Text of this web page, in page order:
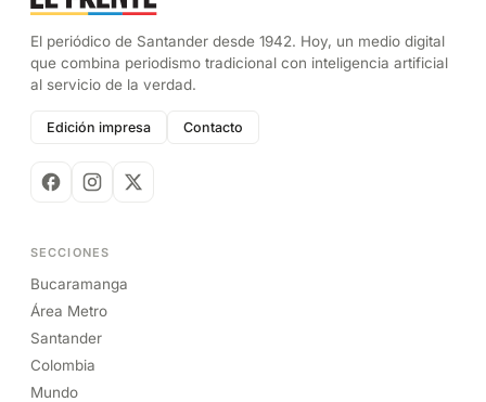
El periódico de Santander desde 1942. Hoy, un medio digital
que combina periodismo tradicional con inteligencia artificial
al servicio de la verdad.
Edición impresa Contacto
SECCIONES
Bucaramanga
Área Metro
Santander
Colombia
Mundo